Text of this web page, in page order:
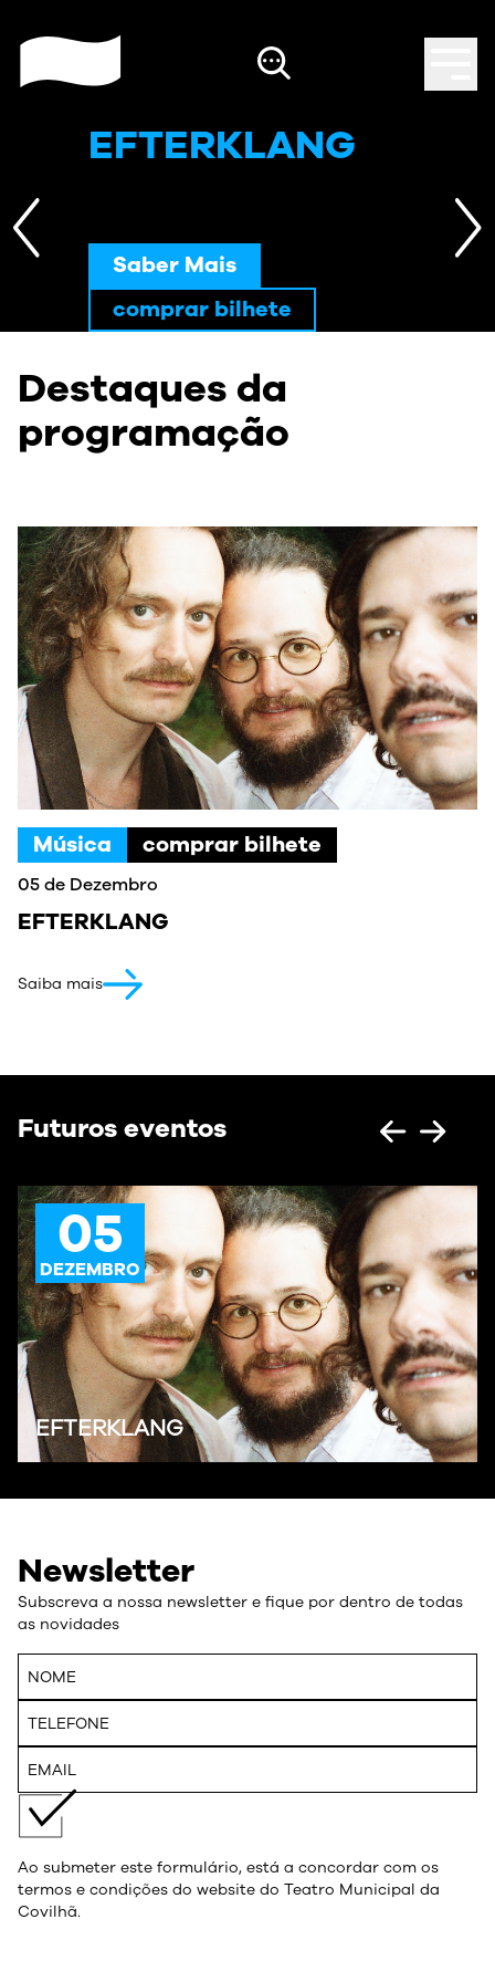
EFTERKLANG
Saber Mais
comprar bilhete
Destaques da
programação
Música comprar bilhete
05 de Dezembro
EFTERKLANG
Saiba mais
Futuros eventos
05
DEZEMBRO
EFTERKLANG
Newsletter
Subscreva a nossa newsletter e fique por dentro de todas
as novidades
Ao submeter este formulário, está a concordar com os
termos e condições do website do Teatro Municipal da
Covilhã.